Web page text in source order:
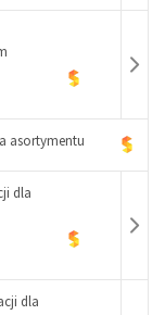
asortymentu
dla
dla